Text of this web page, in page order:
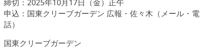
締切：2025年10月17日（金）正午
申込：国東クリーブガーデン 広報・佐々木（メール・電
話）
国東クリーブガーデン